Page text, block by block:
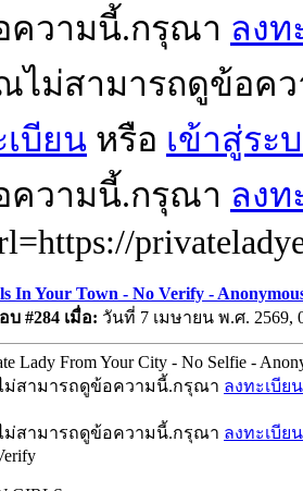
ความนี้.กรุณา ลงท
ไม่สามารถดูข้อค
เบียน หรือ เข้าสู่ระ
ความนี้.กรุณา ลงท
In Your Town - No Verify -
บ #284 เมื่อ: วันที่ 7 เมษายน พ.ศ. 2569,
Lady From Your City - No Selfie -
สามารถดูข้อความนี้.กรุณา ลงทะเบียน
สามารถดูข้อความนี้.กรุณา ลงทะเบียน